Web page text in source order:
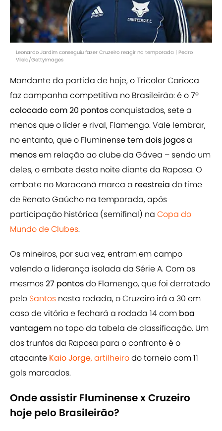
Leonardo Jardim conseguiu fazer Cruzeiro reagir na temporada | Pedro
Vilela/GettyImages
Mandante da partida de hoje, o Tricolor Carioca
faz campanha competitiva no Brasileirão: é o7º
colocado com 20 pontosconquistados, sete a
menos que o líder e rival, Flamengo. Vale lembrar,
no entanto, que o Fluminense temdois jogos a
menosem relação ao clube da Gávea – sendo um
deles, o embate desta noite diante da Raposa. O
embate no Maracanã marca a reestreia do time
de Renato Gaúcho na temporada, após
participação histórica (semifinal) na Copa do
Mundo de Clubes.
Os mineiros, por sua vez, entram em campo
valendo a liderança isolada da Série A. Com os
mesmos27 pontosdo Flamengo, que foi derrotado
pelo Santos nesta rodada, o Cruzeiro irá a 30 em
caso de vitória e fechará a rodada 14 com boa
vantagem no topo da tabela de classificação. Um
dos trunfos da Raposa para o confronto é o
atacante Kaio Jorge, artilheirodo torneio com 11
gols marcados.
Onde assistir Fluminense x Cruzeiro
hoje pelo Brasileirão?